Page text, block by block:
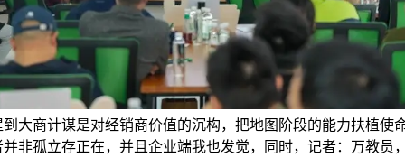
大商计谋是对经销商价值的沉构，把地图阶段的能力扶植使
非孤立存正在，并且企业端我也发觉，同时，记者：万教员